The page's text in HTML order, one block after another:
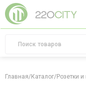
Главная/Каталог/Розетки